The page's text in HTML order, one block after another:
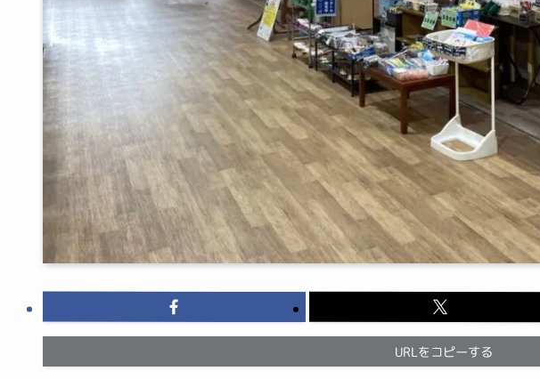
URLをコピーする